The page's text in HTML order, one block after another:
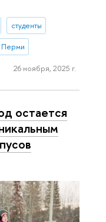
студенты
26 ноября, 2025 г.
остается